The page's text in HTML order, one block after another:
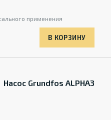
применения
В КОРЗИНУ
Насос Grundfos ALPHA3